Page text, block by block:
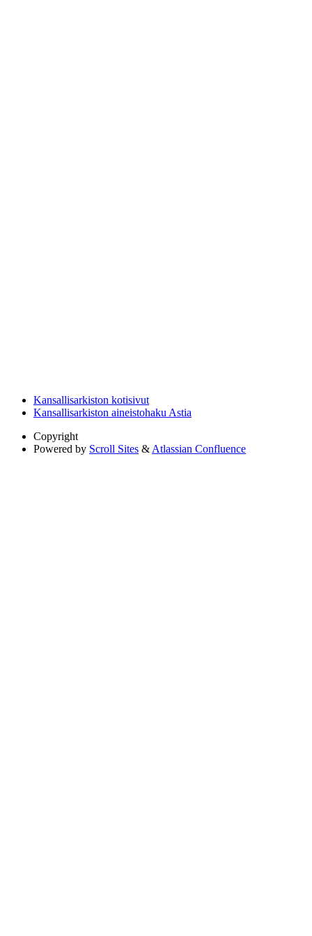
Kansallisarkiston kotisivut
Kansallisarkiston aineistohaku Astia
Copyright
Powered by Scroll Sites & Atlassian Confluence